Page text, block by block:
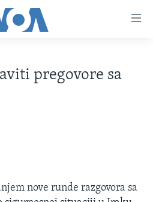
pregovore sa
nove runde razgovora sa